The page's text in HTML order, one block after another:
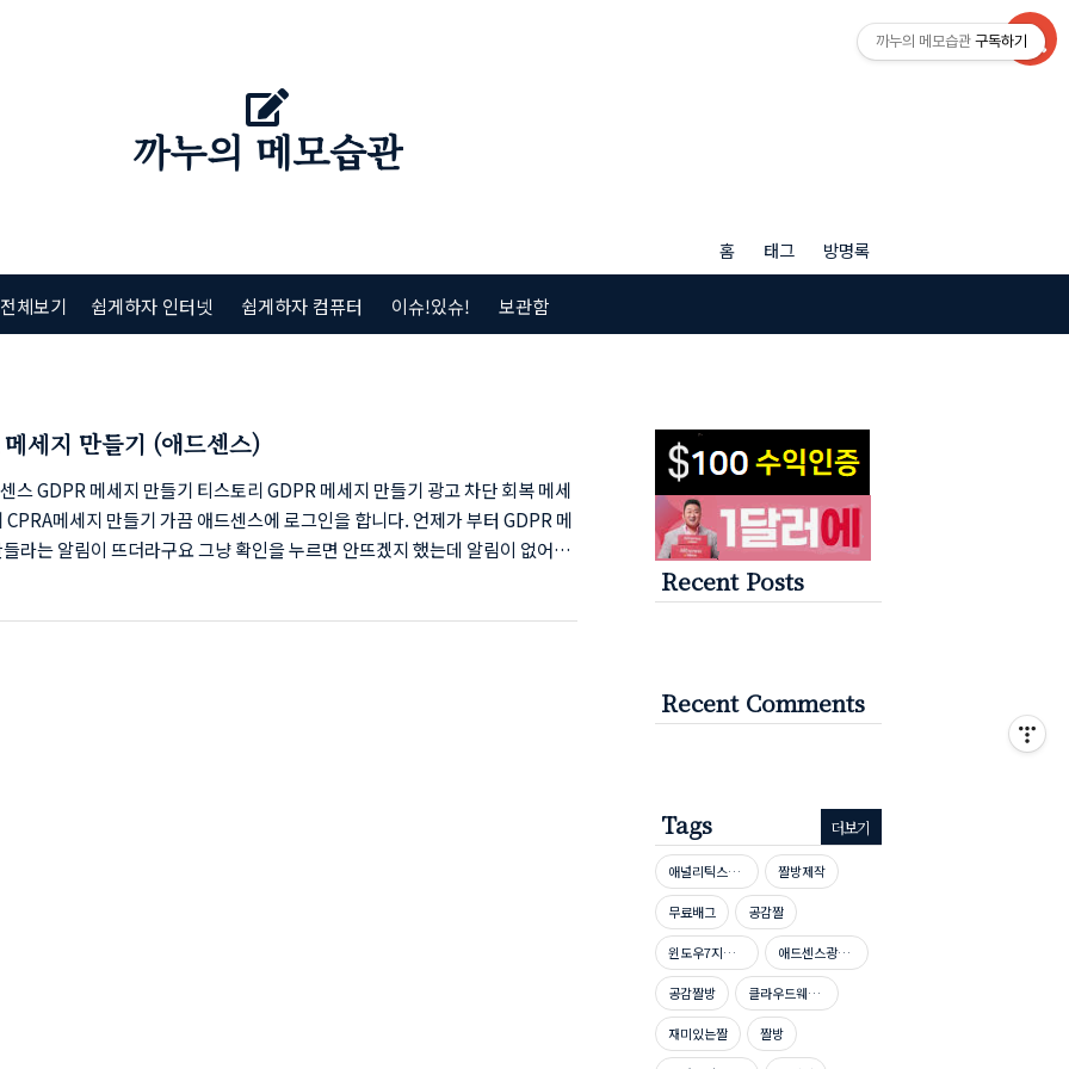
까누의 메모습관
홈 태그 방명록
체보기 쉽게하자 인터넷 쉽게하자 컴퓨터 이슈!있슈! 보관함
Recent Posts
Recent Comments
Tags 더보기
애널리틱스자격증 짤방제작
무료배그 공감짤
윈도우7지원종료 애드센스광고단가높이기
공감짤방 클라우드웨이즈호스팅
재미있는짤 짤방
세지 만들기 (애드센스)
스 GDPR 메세지 만들기 티스토리 GDPR 메세지 만들기 광고 차단 회복 메세
CPRA메세지 만들기 가끔 애드센스에 로그인을 합니다. 언제가 부터 GDPR 메
라는 알림이 뜨더라구요 그냥 확인을 누르면 안뜨겠지 했는데 알림이 없어지
까누의 메모습관 구독하기